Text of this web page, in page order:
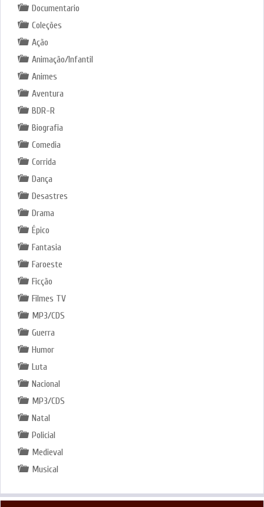
Documentario
Coleções
Ação
Animação/Infantil
Animes
Aventura
BDR-R
Biografia
Comedia
Corrida
Dança
Desastres
Drama
Épico
Fantasia
Faroeste
Ficção
Filmes TV
MP3/CDS
Guerra
Humor
Luta
Nacional
MP3/CDS
Natal
Policial
Medieval
Musical